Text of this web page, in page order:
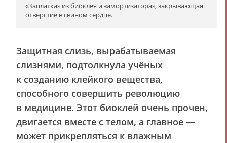
«Заплатка» из биоклея и «амортизатора», закрывающая
отверстие в свином сердце.
Защитная слизь, вырабатываемая
слизнями, подтолкнула учёных
к созданию клейкого вещества,
способного совершить революцию
в медицине. Этот биоклей очень прочен,
двигается вместе с телом, а главное —
может прикрепляться к влажным